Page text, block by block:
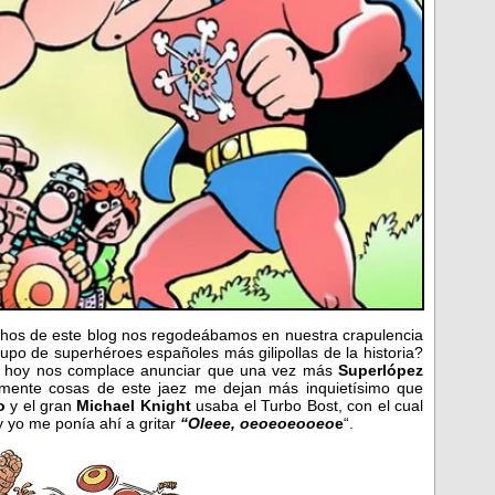
de este blog nos regodeábamos en nuestra crapulencia
de superhéroes españoles más gilipollas de la historia?
nos complace anunciar que una vez más Superlópez
cosas de este jaez me dejan más inquietísimo que
y el gran Michael Knightusaba el Turbo Bost, con el cual
yo me ponía ahí a gritar “Oleee, oeoeoeooeoe“.